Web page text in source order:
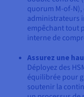
quorum M-of-
administrateurs
empêchant tout
interne de
Assurez une
Déployez des
équilibrée pour
soutenir la